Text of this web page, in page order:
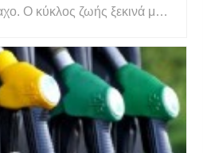
Ο κύκλος ζωής ξεκινά με
πίσω και μπροστινά πόδια,
καθώς αρχίζει να φεύγει
μετατ